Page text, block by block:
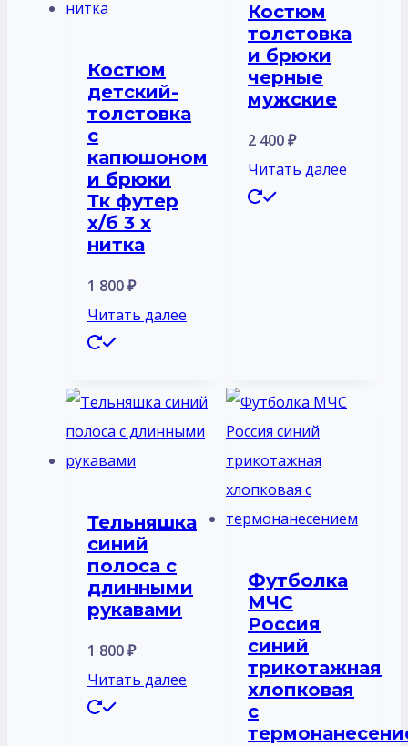
Костюм
детский-
толстовка
с
капюшоном
и брюки
Тк футер
х/б 3 х
нитка
1 800₽
Читать далее
Костюм
толстовка
и брюки
черные
мужские
2 400₽
Читать далее
Тельняшка
синий
полоса с
длинными
рукавами
1 800₽
Читать далее
Футболка
МЧС
Россия
синий
трикотажная
хлопковая
с